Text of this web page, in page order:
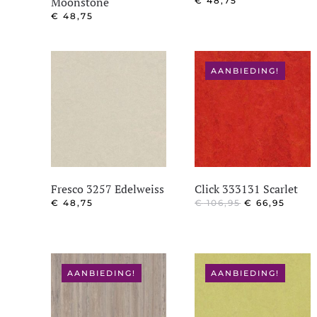
€ 48,75
Fresco 3257 Edelweiss
€ 48,75
AANBIEDING!
Click 333131 Scarlet
€106,95 € 66,95
AANBIEDING! AANBIEDING!